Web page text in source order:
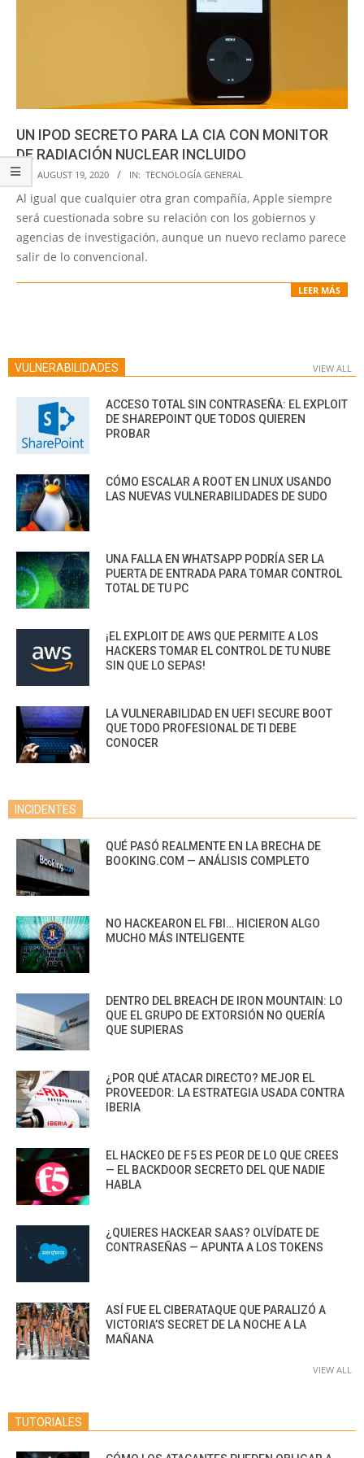
UN IPOD SECRETO PARA LA CIA CON MONITOR
DE RADIACIÓN NUCLEAR INCLUIDO
2020-
08-
ON: AUGUST 19, 2020 IN: TECNOLOGÍA GENERAL
Al igual que cualquier otra gran compañía, Apple siempre
será cuestionada sobre su relación con los gobiernos y
agencias de investigación, aunque un nuevo reclamo parece
salir de lo convencional.
LEER MÁS
VULNERABILIDADES VIEW ALL
ACCESO TOTAL SIN CONTRASEÑA: EL EXPLOIT
DE SHAREPOINT QUE TODOS QUIEREN
PROBAR
CÓMO ESCALAR A ROOT EN LINUX USANDO
LAS NUEVAS VULNERABILIDADES DE SUDO
UNA FALLA EN WHATSAPP PODRÍA SER LA
PUERTA DE ENTRADA PARA TOMAR CONTROL
TOTAL DE TU PC
¡EL EXPLOIT DE AWS QUE PERMITE A LOS
HACKERS TOMAR EL CONTROL DE TU NUBE
SIN QUE LO SEPAS!
LA VULNERABILIDAD EN UEFI SECURE BOOT
QUE TODO PROFESIONAL DE TI DEBE
CONOCER
INCIDENTES
QUÉ PASÓ REALMENTE EN LA BRECHA DE
BOOKING.COM — ANÁLISIS COMPLETO
NO HACKEARON EL FBI… HICIERON ALGO
MUCHO MÁS INTELIGENTE
DENTRO DEL BREACH DE IRON MOUNTAIN: LO
QUE EL GRUPO DE EXTORSIÓN NO QUERÍA
QUE SUPIERAS
¿POR QUÉ ATACAR DIRECTO? MEJOR EL
PROVEEDOR: LA ESTRATEGIA USADA CONTRA
IBERIA
EL HACKEO DE F5 ES PEOR DE LO QUE CREES
— EL BACKDOOR SECRETO DEL QUE NADIE
HABLA
¿QUIERES HACKEAR SAAS? OLVÍDATE DE
CONTRASEÑAS — APUNTA A LOS TOKENS
ASÍ FUE EL CIBERATAQUE QUE PARALIZÓ A
VICTORIA’S SECRET DE LA NOCHE A LA
MAÑANA
VIEW ALL
TUTORIALES